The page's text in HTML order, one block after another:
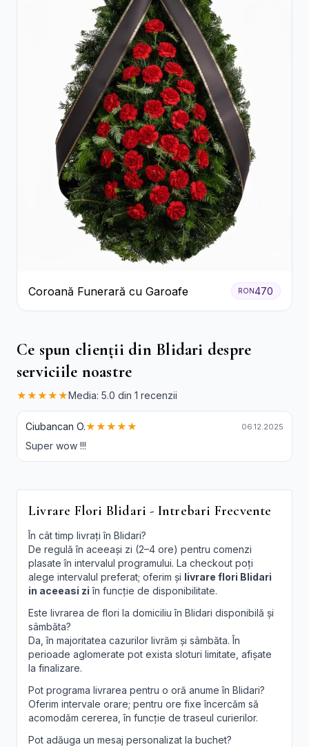
Coroană Funerară cu Garoafe RON470
Ce spun clienții din Blidari despre
serviciile noastre
★★★★★Media: 5.0 din 1 recenzii
Ciubancan O.★★★★★ 06.12.2025
Super wow !!!
Livrare Flori Blidari - Intrebari Frecvente
În cât timp livrați în Blidari?
De regulă în aceeași zi (2–4 ore) pentru comenzi
plasate în intervalul programului. La checkout poți
alege intervalul preferat; oferim și livrare flori Blidari
in aceeasi zi în funcție de disponibilitate.
Este livrarea de flori la domiciliu în Blidari disponibilă și
sâmbăta?
Da, în majoritatea cazurilor livrăm și sâmbăta. În
perioade aglomerate pot exista sloturi limitate, afișate
la finalizare.
Pot programa livrarea pentru o oră anume în Blidari?
Oferim intervale orare; pentru ore fixe încercăm să
acomodăm cererea, în funcție de traseul curierilor.
Pot adăuga un mesaj personalizat la buchet?